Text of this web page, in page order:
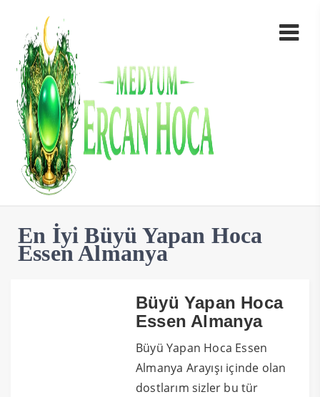
En İyi Büyü Yapan Hoca
Essen Almanya
Büyü Yapan Hoca
Essen Almanya
Büyü Yapan Hoca Essen
Almanya Arayışı içinde olan
dostlarım sizler bu tür